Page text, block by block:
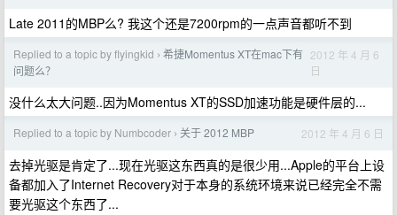
Late 2011的MBP么? 我这个还是7200rpm的一点声音都听不到
Replied to a topic by flyingkid › 希捷Momentus XT在mac下有
问题么？
2012 年 4 月 6
日
没什么太大问题..因为Momentus XT的SSD加速功能是硬件层的...
Replied to a topic by Numbcoder › 关于 2012 MBP 2012 年 4 月 6 日
去掉光驱是肯定了...现在光驱这东西真的是很少用...Apple的平台上设
备都加入了Internet Recovery对于本身的系统环境来说已经完全不需
要光驱这个东西了...